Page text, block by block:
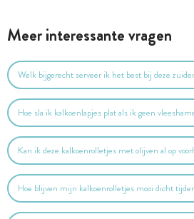
Meer interessante vragen
Welk bijgerecht serveer ik het best bij deze
Hoe sla ik kalkoenlapjes plat als ik geen
Kan ik deze kalkoenrolletjes met olijven al op
Hoe blijven mijn kalkoenrolletjes mooi dicht